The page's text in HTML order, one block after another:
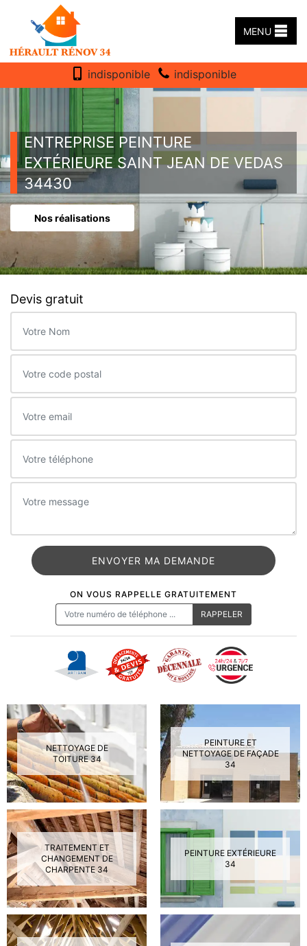
MENU
indisponible indisponible
ENTREPRISE PEINTURE
EXTÉRIEURE SAINT JEAN DE VEDAS
34430
Nos réalisations
Devis gratuit
ON VOUS RAPPELLE GRATUITEMENT
NETTOYAGE DE
TOITURE 34
PEINTURE ET
NETTOYAGE DE FAÇADE
34
TRAITEMENT ET
CHANGEMENT DE
CHARPENTE 34
PEINTURE EXTÉRIEURE
34